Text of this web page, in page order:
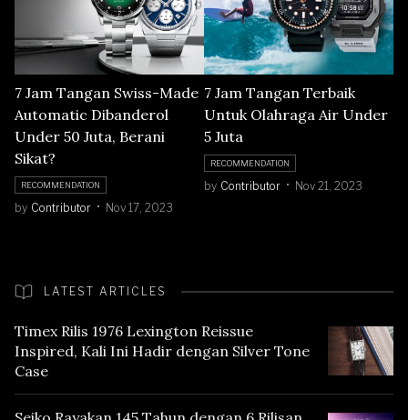
7 Jam Tangan Swiss-Made
Automatic Dibanderol
Under 50 Juta, Berani
Sikat?
RECOMMENDATION
by Contributor Nov 17, 2023
7 Jam Tangan Terbaik
Untuk Olahraga Air Under
5 Juta
RECOMMENDATION
by Contributor Nov 21, 2023
LATEST ARTICLES
Timex Rilis 1976 Lexington Reissue
Inspired, Kali Ini Hadir dengan Silver Tone
Case